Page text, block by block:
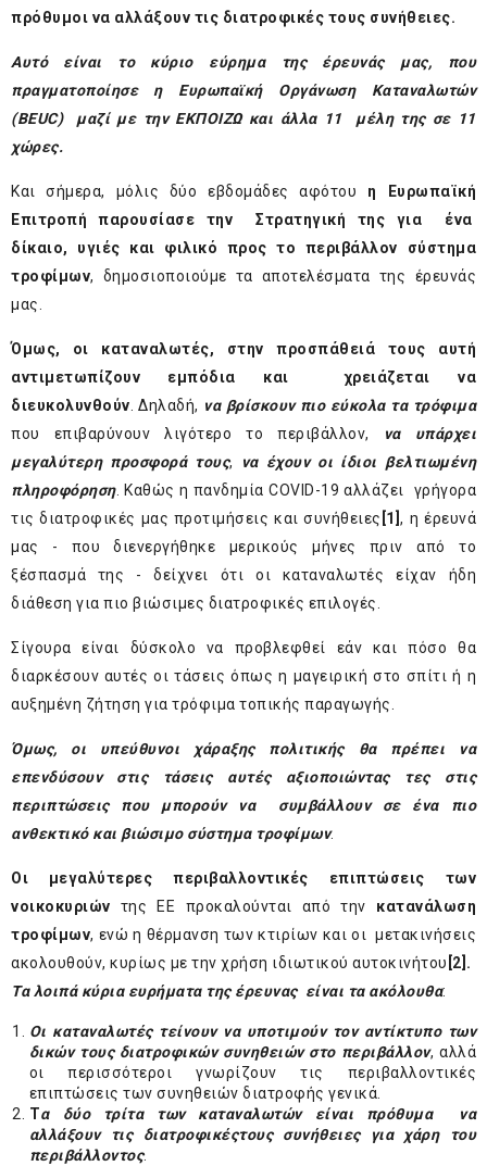
πρόθυμοι να αλλάξουν τις διατροφικές τους συνήθειες.
Αυτό είναι το κύριο εύρημα της έρευνάς μας,
που
πραγματοποίησε
η Ευρωπαϊκή Οργάνωση Καταναλωτών
(BEUC) μαζί με την ΕΚΠΟΙΖΩ και άλλα 11 μέλη της σε 11
χώρες.
Και σήμερα, μόλις δύο εβδομάδες αφότου η Ευρωπαϊκή
Επιτροπή παρουσίασε την Στρατηγική της για ένα
δίκαιο, υγιές και φιλικό προς το περιβάλλον σύστημα
τροφίμων, δημοσιοποιούμε τα αποτελέσματα της έρευνάς
μας.
Όμως, οι καταναλωτές, στην προσπάθειά τους αυτή
αντιμετωπίζουν εμπόδια και
χρειάζεται να
διευκολυνθούν. Δηλαδή, να βρίσκουν πιο εύκολα τα τρόφιμα
που επιβαρύνουν λιγότερο το περιβάλλον,
να υπάρχει
μεγαλύτερη προσφορά τους,
να έχουν οι ίδιοι βελτιωμένη
πληροφόρηση. Καθώς η πανδημία COVID-19 αλλάζει γρήγορα
τις διατροφικές μας προτιμήσεις και συνήθειες [1], η έρευνά
μας - που διενεργήθηκε μερικούς μήνες πριν από το
ξέσπασμά της - δείχνει ότι οι καταναλωτές είχαν ήδη
διάθεση για πιο βιώσιμες διατροφικές επιλογές.
Σίγουρα είναι δύσκολο να προβλεφθεί εάν και πόσο θα
διαρκέσουν αυτές οι τάσεις όπως η μαγειρική στο σπίτι ή η
αυξημένη ζήτηση για τρόφιμα τοπικής παραγωγής.
Όμως, οι υπεύθυνοι χάραξης πολιτικής θα πρέπει να
επενδύσουν στις τάσεις αυτές αξιοποιώντας τες στις
περιπτώσεις που μπορούν να συμβάλλουν σε ένα πιο
ανθεκτικό και βιώσιμο σύστημα τροφίμων.
Οι μεγαλύτερες περιβαλλοντικές επιπτώσεις
των
νοικοκυριών της ΕΕ προκαλούνται από την κατανάλωση
τροφίμων, ενώ η θέρμανση των κτιρίων και οι μετακινήσεις
ακολουθούν, κυρίως με την χρήση ιδιωτικού αυτοκινήτου [2] .
Τα λοιπά κύρια ευρήματα της έρευνας είναι τα ακόλουθα:
Οι καταναλωτές τείνουν να υποτιμούν τον αντίκτυπο των
δικών τους διατροφικών συνηθειών στο περιβάλλον, αλλά
οι περισσότεροι γνωρίζουν τις περιβαλλοντικές
επιπτώσεις των συνηθειών διατροφής γενικά.
Τα δύο τρίτα των καταναλωτών είναι πρόθυμα
να
αλλάξουν τις διατροφικέςτους συνήθειες για χάρη του
περιβάλλοντος.